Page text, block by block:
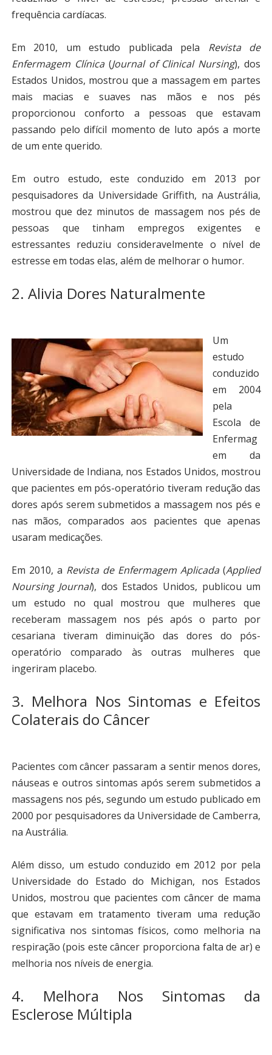
frequência cardíacas.
Em 2010, um estudo publicada pela Revista de
Enfermagem Clínica(Journal of Clinical Nursing), dos
Estados Unidos, mostrou que a massagem em partes
mais macias e suaves nas mãos e nos pés
proporcionou conforto a pessoas que estavam
passando pelo difícil momento de luto após a morte
de um ente querido.
Em outro estudo, este conduzido em 2013 por
pesquisadores da Universidade Griffith, na Austrália,
mostrou que dez minutos de massagem nos pés de
pessoas que tinham empregos exigentes e
estressantes reduziu consideravelmente o nível de
estresse em todas elas, além de melhorar o humor.
2. Alivia Dores Naturalmente
Um
estudo
conduzido
em 2004
pela
Escola de
Enfermag
em da
Universidade de Indiana, nos Estados Unidos, mostrou
que pacientes em pós-operatório tiveram redução das
dores após serem submetidos a massagem nos pés e
nas mãos, comparados aos pacientes que apenas
usaram medicações.
Em 2010, a Revista de Enfermagem Aplicada(Applied
Noursing Journal), dos Estados Unidos, publicou um
um estudo no qual mostrou que mulheres que
receberam massagem nos pés após o parto por
cesariana tiveram diminuição das dores do pós-
operatório comparado às outras mulheres que
ingeriram placebo.
3. Melhora Nos Sintomas e Efeitos
Colaterais do Câncer
Pacientes com câncer passaram a sentir menos dores,
náuseas e outros sintomas após serem submetidos a
massagens nos pés, segundo um estudo publicado em
2000 por pesquisadores da Universidade de Camberra,
na Austrália.
Além disso, um estudo conduzido em 2012 por pela
Universidade do Estado do Michigan, nos Estados
Unidos, mostrou que pacientes com câncer de mama
que estavam em tratamento tiveram uma redução
significativa nos sintomas físicos, como melhoria na
respiração (pois este câncer proporciona falta de ar) e
melhoria nos níveis de energia.
4. Melhora Nos Sintomas da
Esclerose Múltipla